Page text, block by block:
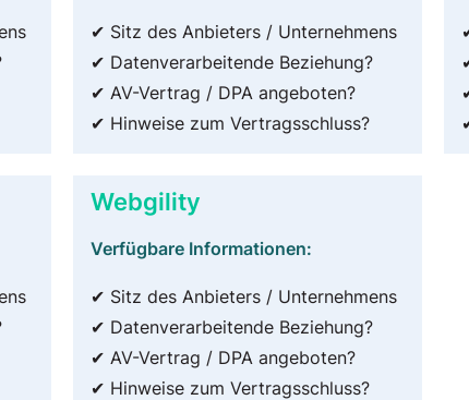
✔ Sitz des Anbieters / Unternehmens
✔ Datenverarbeitende Beziehung?
✔ AV-Vertrag / DPA angeboten?
✔ Hinweise zum Vertragsschluss?
Webgility
Verfügbare Informationen:
✔ Sitz des Anbieters / Unternehmens
✔ Datenverarbeitende Beziehung?
✔ AV-Vertrag / DPA angeboten?
✔ Hinweise zum Vertragsschluss?